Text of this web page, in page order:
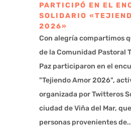
PARTICIPÓ EN EL
SOLIDARIO
2026»
Con alegría compartimos
de la Comunidad Pastoral
Paz participaron en el
"Tejiendo Amor 2026",
organizada por Twitteros
ciudad de Viña del Mar,
personas provenientes